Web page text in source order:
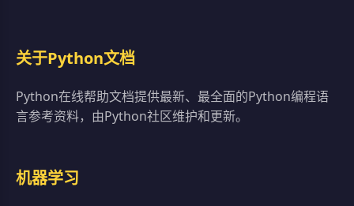
关于Python文档
Python在线帮助文档提供最新、最全面的Python编程语
言参考资料，由Python社区维护和更新。
机器学习